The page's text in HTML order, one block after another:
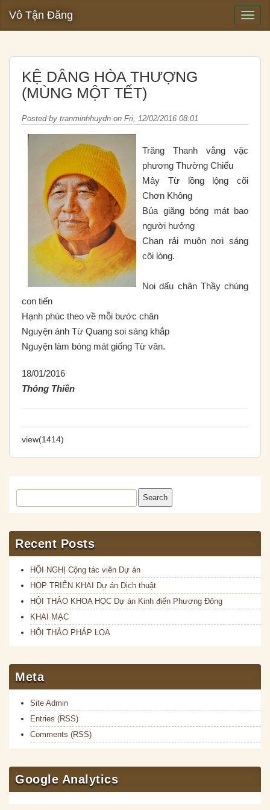
Vô Tận Đăng
KỆ DÂNG HÒA THƯỢNG
(MÙNG MỘT TẾT)
Posted by tranminhhuydn on Fri, 12/02/2016 08:01
Trăng Thanh vằng vặc
phương Thường Chiếu
Mây Từ lồng lộng cõi
Chơn Không
Bủa giăng bóng mát bao
người hưởng
Chan rải muôn nơi sáng
cõi lòng.
Noi dấu chân Thầy chúng
con tiến
Hạnh phúc theo về mỗi bước chân
Nguyện ánh Từ Quang soi sáng khắp
Nguyện làm bóng mát giống Từ vân.
18/01/2016
Thông Thiền
view(1414)
Search
Recent Posts
HỘI NGHỊ Cộng tác viên Dự án
HỌP TRIỂN KHAI Dự án Dịch thuật
HỘI THẢO KHOA HỌC Dự án Kinh điển Phương Đông
KHAI MẠC
HỘI THẢO PHÁP LOA
Meta
Site Admin
Entries (RSS)
Comments (RSS)
Google Analytics